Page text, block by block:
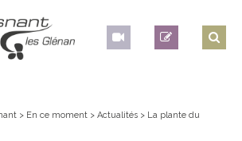
> En ce moment >Actualités > La plante du